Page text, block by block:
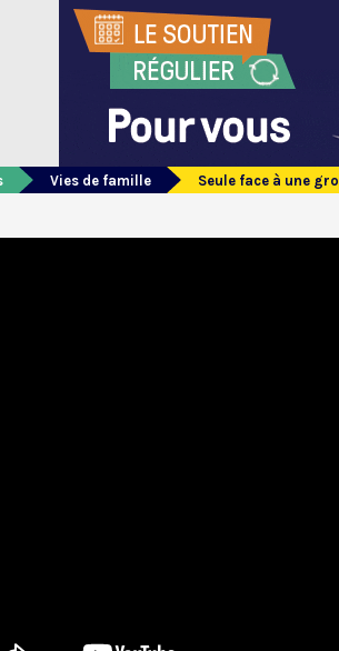
Vies de famille Seule face à une